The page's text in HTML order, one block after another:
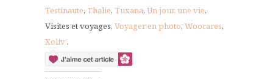
Testinaute, Thalie, Tuxana, Un jour, une vie,
Visites et voyages, Voyager en photo, Woocares,
Xoliv’.